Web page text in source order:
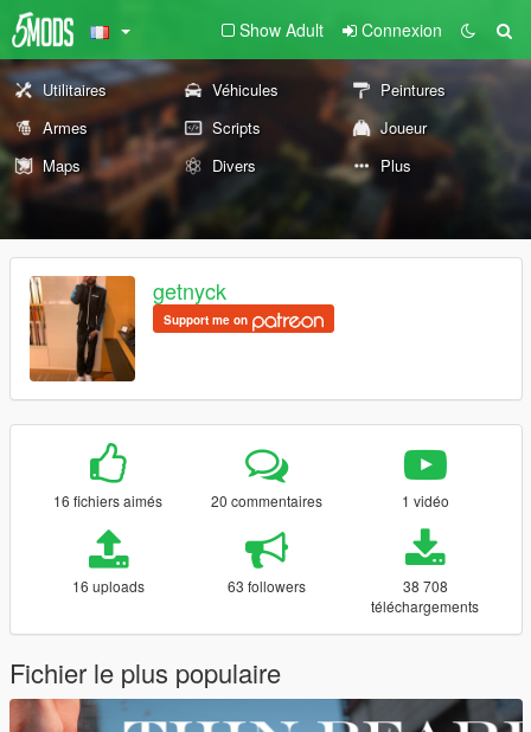
Show Adult Connexion
Utilitaires Véhicules
Peintures
Armes
Scripts
Joueur
Maps
Divers Plus
getnyck
Support me on
16 fichiers aimés 20 commentaires 1 vidéo
16 uploads 63 followers
38 708
téléchargements
Fichier le plus populaire